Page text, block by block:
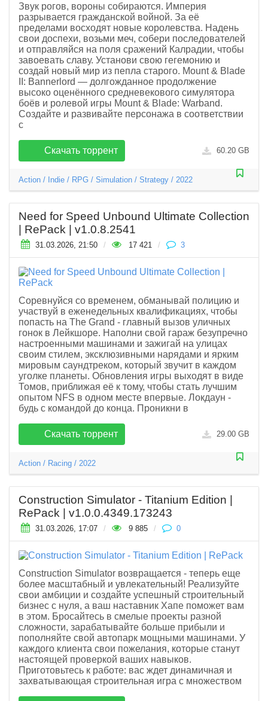
Звук рогов, вороны собираются. Империя
разрывается гражданской войной. За её
пределами восходят новые королевства. Надень
свои доспехи, возьми меч, собери последователей
и отправляйся на поля сражений Калрадии, чтобы
завоевать славу. Установи свою гегемонию и
создай новый мир из пепла старого. Mount & Blade
II: Bannerlord — долгожданное продолжение
высоко оценённого средневекового симулятора
боёв и ролевой игры Mount & Blade: Warband.
Создайте и развивайте персонажа в соответствии
с
Скачать торрент 60.20 GB
Action / Indie / RPG / Simulation / Strategy / 2022
Need for Speed Unbound Ultimate Collection
| RePack | v1.0.8.2541
31.03.2026, 21:50 / 17 421 / 3
Соревнуйся со временем, обманывай полицию и
участвуй в еженедельных квалификациях, чтобы
попасть на The Grand - главный вызов уличных
гонок в Лейкшоре. Наполни свой гараж безупречно
настроенными машинами и зажигай на улицах
своим стилем, эксклюзивными нарядами и ярким
мировым саундтреком, который звучит в каждом
уголке планеты. Обновления игры выходят в виде
Томов, приближая её к тому, чтобы стать лучшим
опытом NFS в одном месте впервые. Локдаун -
будь с командой до конца. Проникни в
Скачать торрент 29.00 GB
Action / Racing / 2022
Construction Simulator - Titanium Edition |
RePack | v1.0.0.4349.173243
31.03.2026, 17:07 / 9 885 / 0
Construction Simulator возвращается - теперь еще
более масштабный и увлекательный! Реализуйте
свои амбиции и создайте успешный строительный
бизнес с нуля, а ваш наставник Хапе поможет вам
в этом. Бросайтесь в смелые проекты разной
сложности, зарабатывайте больше прибыли и
пополняйте свой автопарк мощными машинами. У
каждого клиента свои пожелания, которые станут
настоящей проверкой ваших навыков.
Приготовьтесь к работе: вас ждет динамичная и
захватывающая строительная игра с множеством